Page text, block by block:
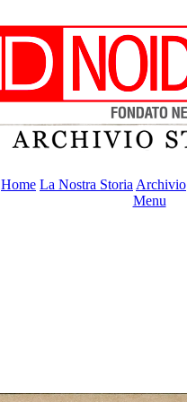
Home La Nostra Storia Archivio
Menu